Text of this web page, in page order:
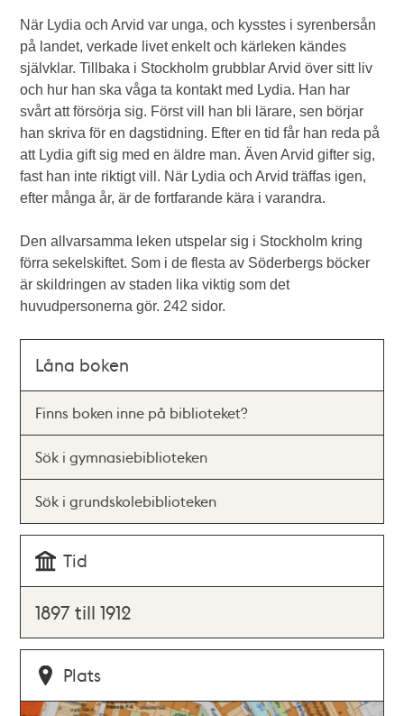
När Lydia och Arvid var unga, och kysstes i syrenbersån
på landet, verkade livet enkelt och kärleken kändes
självklar. Tillbaka i Stockholm grubblar Arvid över sitt liv
och hur han ska våga ta kontakt med Lydia. Han har
svårt att försörja sig. Först vill han bli lärare, sen börjar
han skriva för en dagstidning. Efter en tid får han reda på
att Lydia gift sig med en äldre man. Även Arvid gifter sig,
fast han inte riktigt vill. När Lydia och Arvid träffas igen,
efter många år, är de fortfarande kära i varandra.
Den allvarsamma leken utspelar sig i Stockholm kring
förra sekelskiftet. Som i de flesta av Söderbergs böcker
är skildringen av staden lika viktig som det
huvudpersonerna gör. 242 sidor.
Låna boken
Finns boken inne på biblioteket?
Sök i gymnasiebiblioteken
Sök i grundskolebiblioteken
Tid
1897 till 1912
Plats